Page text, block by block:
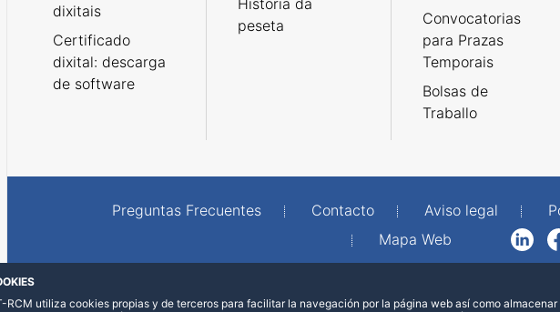
dixitais
Certificado
dixital: descarga
de software
Historia da
peseta
Convocatorias
para Prazas
Temporais
Bolsas de
Traballo
Preguntas Frecuentes Contacto Aviso legal
Mapa Web
LinkedInFacebook
RCM utiliza cookies propias y de terceros para facilitar la navegación por la página web así como